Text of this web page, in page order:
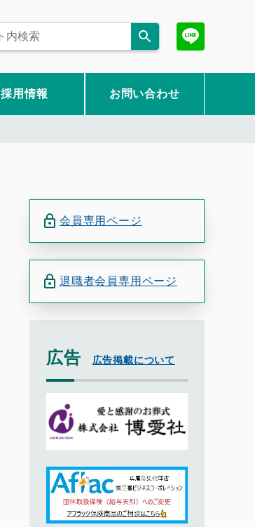
採用情報 お問い合わせ
会員専用ページ
退職者会員専用ページ
広告 広告掲載について